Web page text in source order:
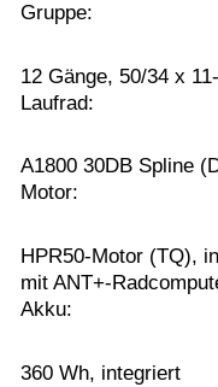
Gruppe:
12 Gänge, 50/34 x
Laufrad:
A1800 30DB Spline
Motor:
HPR50-Motor (TQ),
mit ANT+-
Akku:
360 Wh, integriert